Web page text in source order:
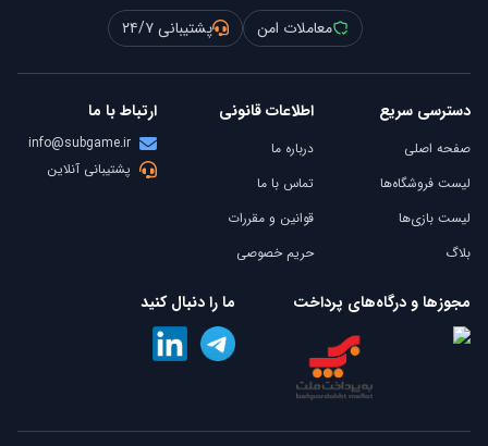
معاملات امن
پشتیبانی ۲۴/۷
دسترسی سریع
صفحه اصلی
لیست فروشگاه‌ها
لیست بازی‌ها
بلاگ
اطلاعات قانونی
درباره ما
تماس با ما
قوانین و مقررات
حریم خصوصی
ارتباط با ما
info@subgame.ir
پشتیبانی آنلاین
مجوزها و درگاه‌های پرداخت ما را دنبال کنید